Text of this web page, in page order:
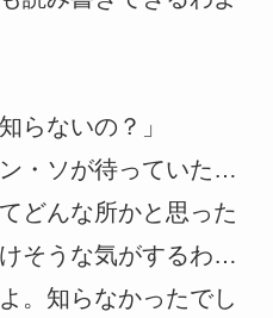
らないの？」
・ソが待っていた…
どんな所かと思った
そうな気がするわ…
。知らなかったでし